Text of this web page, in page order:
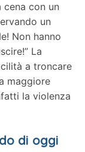
con un
un
Non hanno
La
a troncare
maggiore
la violenza
di oggi